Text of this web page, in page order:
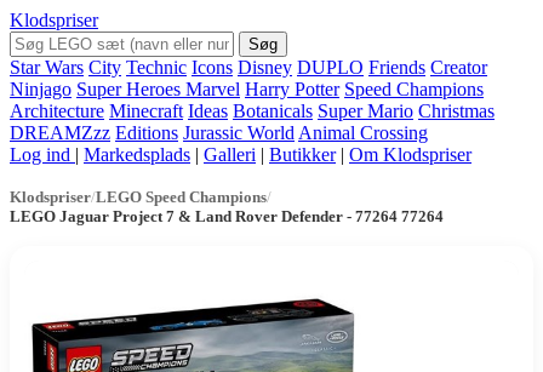
Klodspriser
Søg
Star Wars City Technic Icons Disney DUPLO Friends Creator
Ninjago Super Heroes Marvel Harry Potter Speed Champions
Architecture Minecraft Ideas Botanicals Super Mario Christmas
DREAMZzz Editions Jurassic World Animal Crossing
Log ind | Markedsplads | Galleri | Butikker | Om Klodspriser
Klodspriser/LEGO Speed Champions/
LEGO Jaguar Project 7 & Land Rover Defender - 77264 77264